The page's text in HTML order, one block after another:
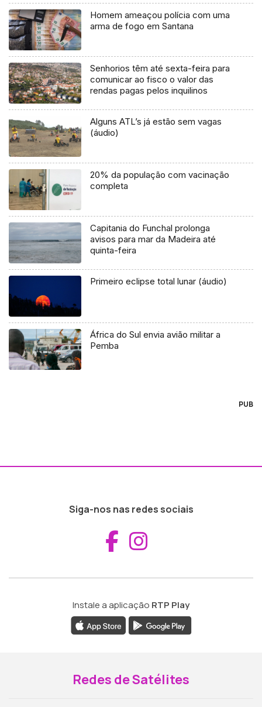
Homem ameaçou polícia com uma
arma de fogo em Santana
Senhorios têm até sexta-feira para
comunicar ao fisco o valor das
rendas pagas pelos inquilinos
Alguns ATL’s já estão sem vagas
(áudio)
20% da população com vacinação
completa
Capitania do Funchal prolonga
avisos para mar da Madeira até
quinta-feira
Primeiro eclipse total lunar (áudio)
África do Sul envia avião militar a
Pemba
PUB
Siga-nos nas redes sociais
Aceder ao
Instale a aplicação RTP Play
Redes de Satélites